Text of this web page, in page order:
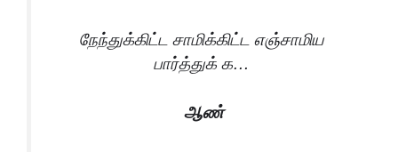
நேந்துக்கிட்ட சாமிக்கிட்ட எஞ்சாமிய
பார்த்துக் க…
ஆண்